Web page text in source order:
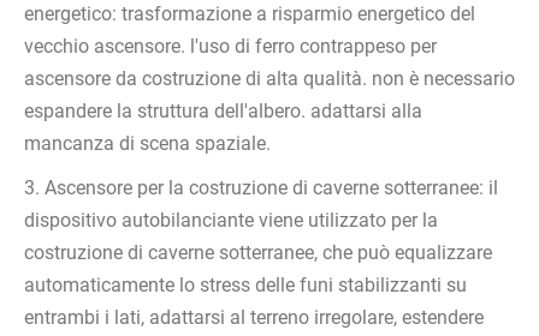
energetico: trasformazione a risparmio energetico del
vecchio ascensore. l'uso di ferro contrappeso per
ascensore da costruzione di alta qualità. non è necessario
espandere la struttura dell'albero. adattarsi alla
mancanza di scena spaziale.
3. Ascensore per la costruzione di caverne sotterranee: il
dispositivo autobilanciante viene utilizzato per la
costruzione di caverne sotterranee, che può equalizzare
automaticamente lo stress delle funi stabilizzanti su
entrambi i lati, adattarsi al terreno irregolare, estendere